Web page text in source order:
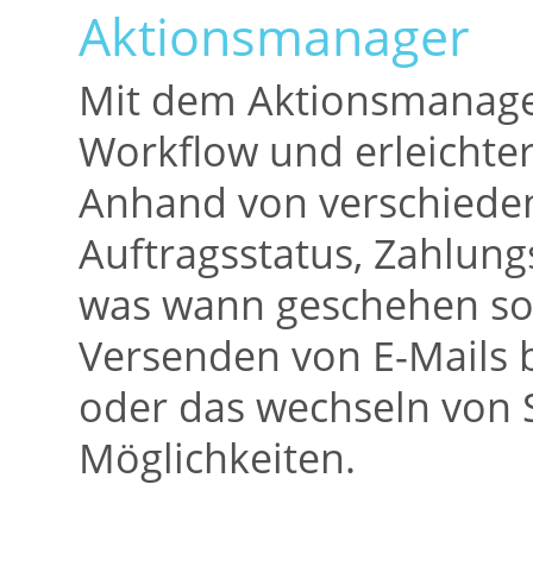
Aktionsmanager
Mit dem
Workflow und
Anhand von
Auftragsstatus,
was wann geschehen
Versenden von E-
oder das wechseln
Möglichkeiten.